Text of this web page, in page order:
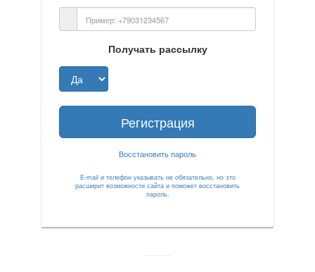
Получать рассылку
Регистрация
Восстановить пароль
E-mail и телефон указывать не обязательно, но это
расширит возможности сайта и поможет восстановить
пароль.